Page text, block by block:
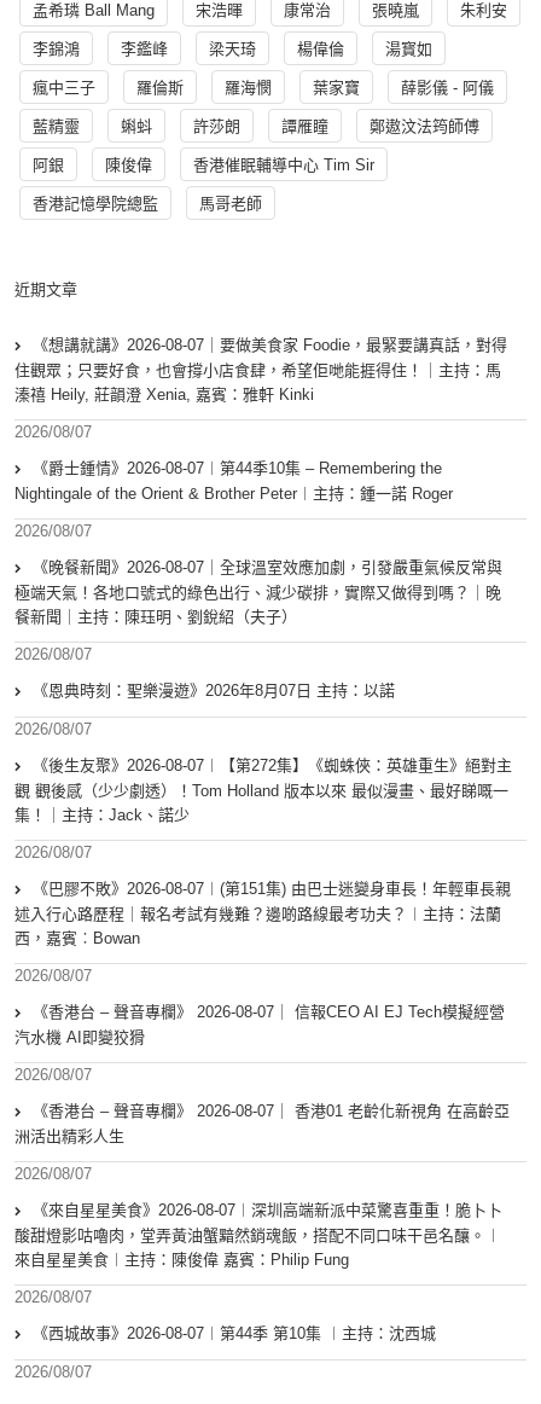
孟希璘 Ball Mang 宋浩暉 康常治 張曉嵐 朱利安
李錦鴻 李鑑峰 梁天琦 楊偉倫 湯寳如
瘋中三子 羅倫斯 羅海憫 葉家寶 薛影儀 - 阿儀
藍精靈 蝌蚪 許莎朗 譚雁瞳 鄭遨汶法筠師傅
阿銀 陳俊偉 香港催眠輔導中心 Tim Sir
香港記憶學院總監 馬哥老師
近期文章
《想講就講》2026-08-07｜要做美食家 Foodie，最緊要講真話，對得
住觀眾；只要好食，也會撐小店食肆，希望佢哋能捱得住！｜主持：馬
溱禧 Heily, 莊韻澄 Xenia, 嘉賓：雅軒 Kinki
2026/08/07
《爵士鍾情》2026-08-07︱第44季10集 – Remembering the
Nightingale of the Orient & Brother Peter︱主持：鍾一諾 Roger
2026/08/07
《晚餐新聞》2026-08-07｜全球溫室效應加劇，引發嚴重氣候反常與
極端天氣！各地口號式的綠色出行、減少碳排，實際又做得到嗎？｜晚
餐新聞｜主持：陳珏明、劉銳紹（夫子）
2026/08/07
《恩典時刻：聖樂漫遊》2026年8月07日 主持：以諾
2026/08/07
《後生友聚》2026-08-07︱【第272集】《蜘蛛俠：英雄重生》絕對主
觀 觀後感（少少劇透）！Tom Holland 版本以來 最似漫畫、最好睇嘅一
集！｜主持：Jack、諾少
2026/08/07
《巴膠不敗》2026-08-07︱(第151集) 由巴士迷變身車長！年輕車長親
述入行心路歷程｜報名考試有幾難？邊啲路線最考功夫？︱主持：法蘭
西，嘉賓︰Bowan
2026/08/07
《香港台 – 聲音專欄》 2026-08-07｜ 信報CEO AI EJ Tech模擬經營
汽水機 AI即變狡猾
2026/08/07
《香港台 – 聲音專欄》 2026-08-07｜ 香港01 老齡化新視角 在高齡亞
洲活出精彩人生
2026/08/07
《來自星星美食》2026-08-07︱深圳高端新派中菜驚喜重重！脆卜卜
酸甜燈影咕嚕肉，堂弄黃油蟹黯然銷魂飯，搭配不同口味干邑名釀。︱
來自星星美食︱主持：陳俊偉 嘉賓：Philip Fung
2026/08/07
《西城故事》2026-08-07︱第44季 第10集 ︱主持：沈西城
2026/08/07